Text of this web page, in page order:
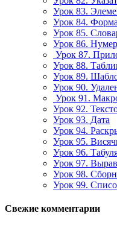
Урок 83.
Урок 84.
Урок 85.
Урок 86.
Урок 87.
Урок 88.
Урок 89.
Урок 90.
Урок 91.
Урок 92.
Урок 93. Дата
Урок 94.
Урок 95.
Урок 96.
Урок 97.
Урок 98.
Урок 99.
Свежие комментарии